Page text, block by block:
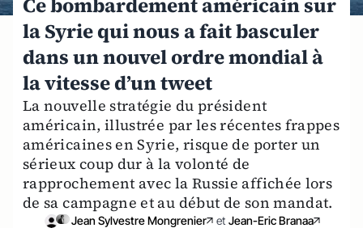
la Syrie qui nous a fait basculer
dans un nouvel ordre mondial à
la vitesse d’un tweet
La nouvelle stratégie du président
américain, illustrée par les récentes frappes
américaines en Syrie, risque de porter un
sérieux coup dur à la volonté de
rapprochement avec la Russie affichée lors
de sa campagne et au début de son mandat.
Jean Sylvestre Mongrenier et Jean-Eric Branaa